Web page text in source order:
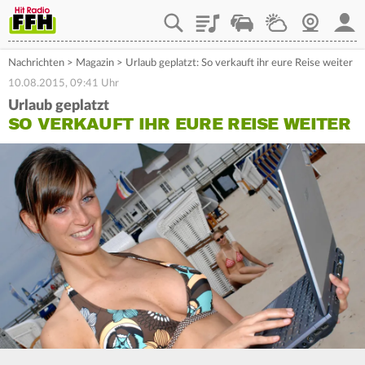
PlaylistStaupilotWetterWebcam
Nachrichten > Magazin > Urlaub geplatzt: So verkauft ihr eure Reise weiter
10.08.2015, 09:41 Uhr
Urlaub geplatzt
SO VERKAUFT IHR EURE REISE WEITER